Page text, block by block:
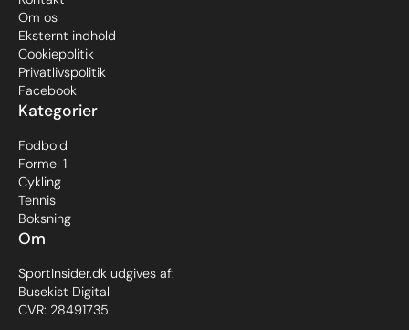
Om
SportInsider.dk udgives af:
Busekist Digital
CVR: 28491735
Kategorier
Fodbold
Formel 1
Cykling
Tennis
Boksning
Om os
Eksternt indhold
Cookiepolitik
Privatlivspolitik
Facebook